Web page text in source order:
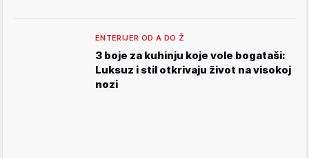
ENTERIJER OD A DO Ž
3 boje za kuhinju koje vole bogataši:
Luksuz i stil otkrivaju život na visokoj
nozi